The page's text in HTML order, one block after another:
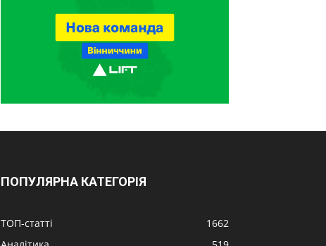
ПОПУЛЯРНА КАТЕГОРІЯ
ТОП-статті
1662